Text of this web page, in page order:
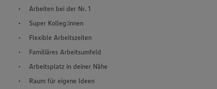
Arbeiten bei der Nr. 1
Super Kolleg:innen
Flexible Arbeitszeiten
Familiäres Arbeitsumfeld
Arbeitsplatz in deiner Nähe
Raum für eigene Ideen